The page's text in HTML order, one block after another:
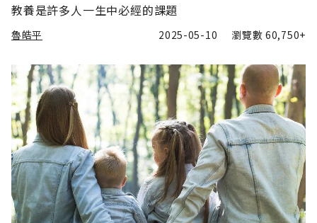
教養是許多人一生中必經的課題
魯皓平 2025-05-10 瀏覽數60,750+